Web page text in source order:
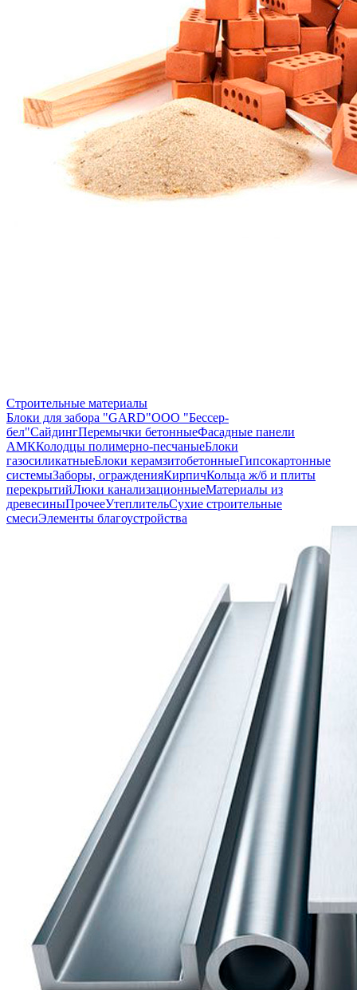
Строительные материалы
Блоки для забора "GARD"ООО "Бессер-
бел"СайдингПеремычки бетонныеФасадные панели
АМККолодцы полимерно-песчаныеБлоки
газосиликатныеБлоки керамзитобетонныеГипсокартонные
системыЗаборы, огражденияКирпичКольца ж/б и плиты
перекрытийЛюки канализационныеМатериалы из
древесиныПрочееУтеплительСухие строительные
смесиЭлементы благоустройства